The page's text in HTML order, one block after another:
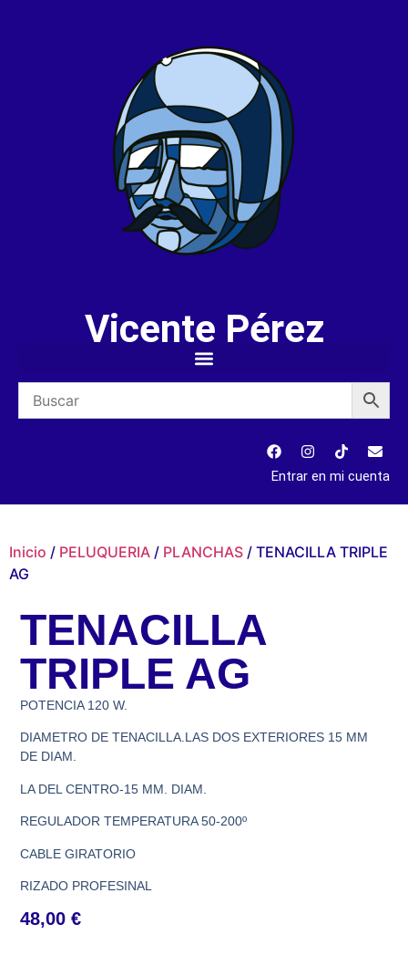
Vicente Pérez
Entrar en mi cuenta
Inicio / PELUQUERIA / PLANCHAS / TENACILLA TRIPLE
AG
TENACILLA
TRIPLE AG
POTENCIA 120 W.
DIAMETRO DE TENACILLA.LAS DOS EXTERIORES 15 MM
DE DIAM.
LA DEL CENTRO-15 MM. DIAM.
REGULADOR TEMPERATURA 50-200º
CABLE GIRATORIO
RIZADO PROFESINAL
48,00€